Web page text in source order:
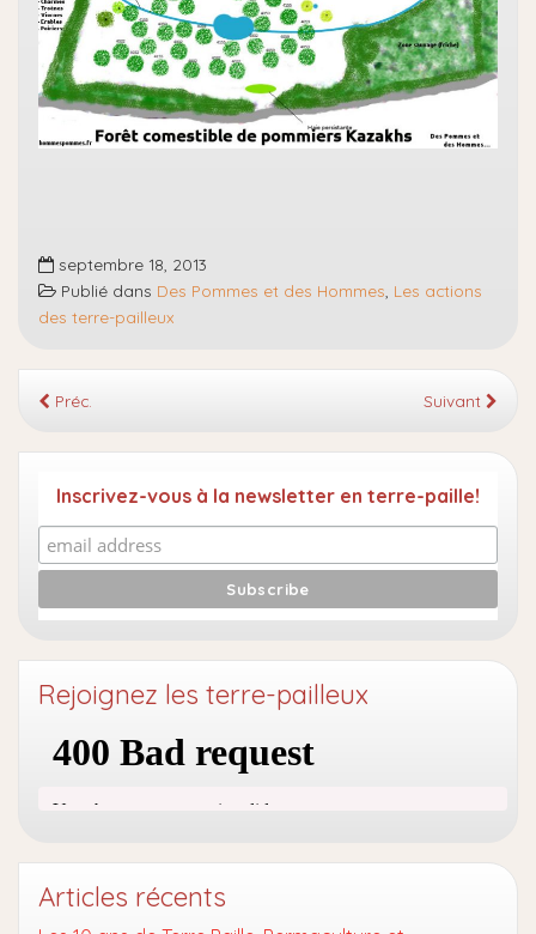
septembre 18, 2013
Publié dans Des Pommes et des Hommes Les actions
des terre-pailleux
Préc. Suivant
Inscrivez-vous à la newsletter en terre-paille!
Rejoignez les terre-pailleux
Articles récents